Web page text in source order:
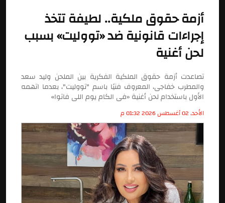
أزمة حقوق ملكية.. لطيفة تتخذ
إجراءات قانونية ضد «تووليت» بسبب
لحن أغنية
تصاعدت أزمة حقوق الملكية الفكرية بين الملحن وليد سعد
والمطرب خفاجى، المعروف فنيًا باسم "تووليت"، بعدما اتهمه
الأول باستخدام لحن أغنية «فى الكام يوم اللى فاتوا»
الأحد, 02 أغسطس 2026 01:32 م